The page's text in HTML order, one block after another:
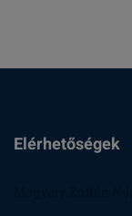
Elérhetőségek